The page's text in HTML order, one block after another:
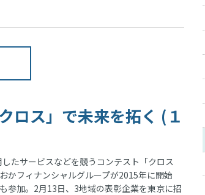
ロス」で未来を拓く (１
たサービスなどを競うコンテスト「クロス
かフィナンシャルグループが2015年に開始
参加。2月13日、3地域の表彰企業を東京に招